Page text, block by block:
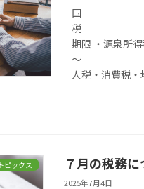
国
期限 ・源泉所
～ ８月１
人税・消
ピックス ７月の税務に
2025年7月4日